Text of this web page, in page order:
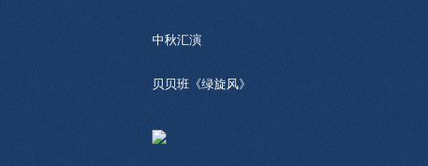
中秋汇演
贝贝班《绿旋风》